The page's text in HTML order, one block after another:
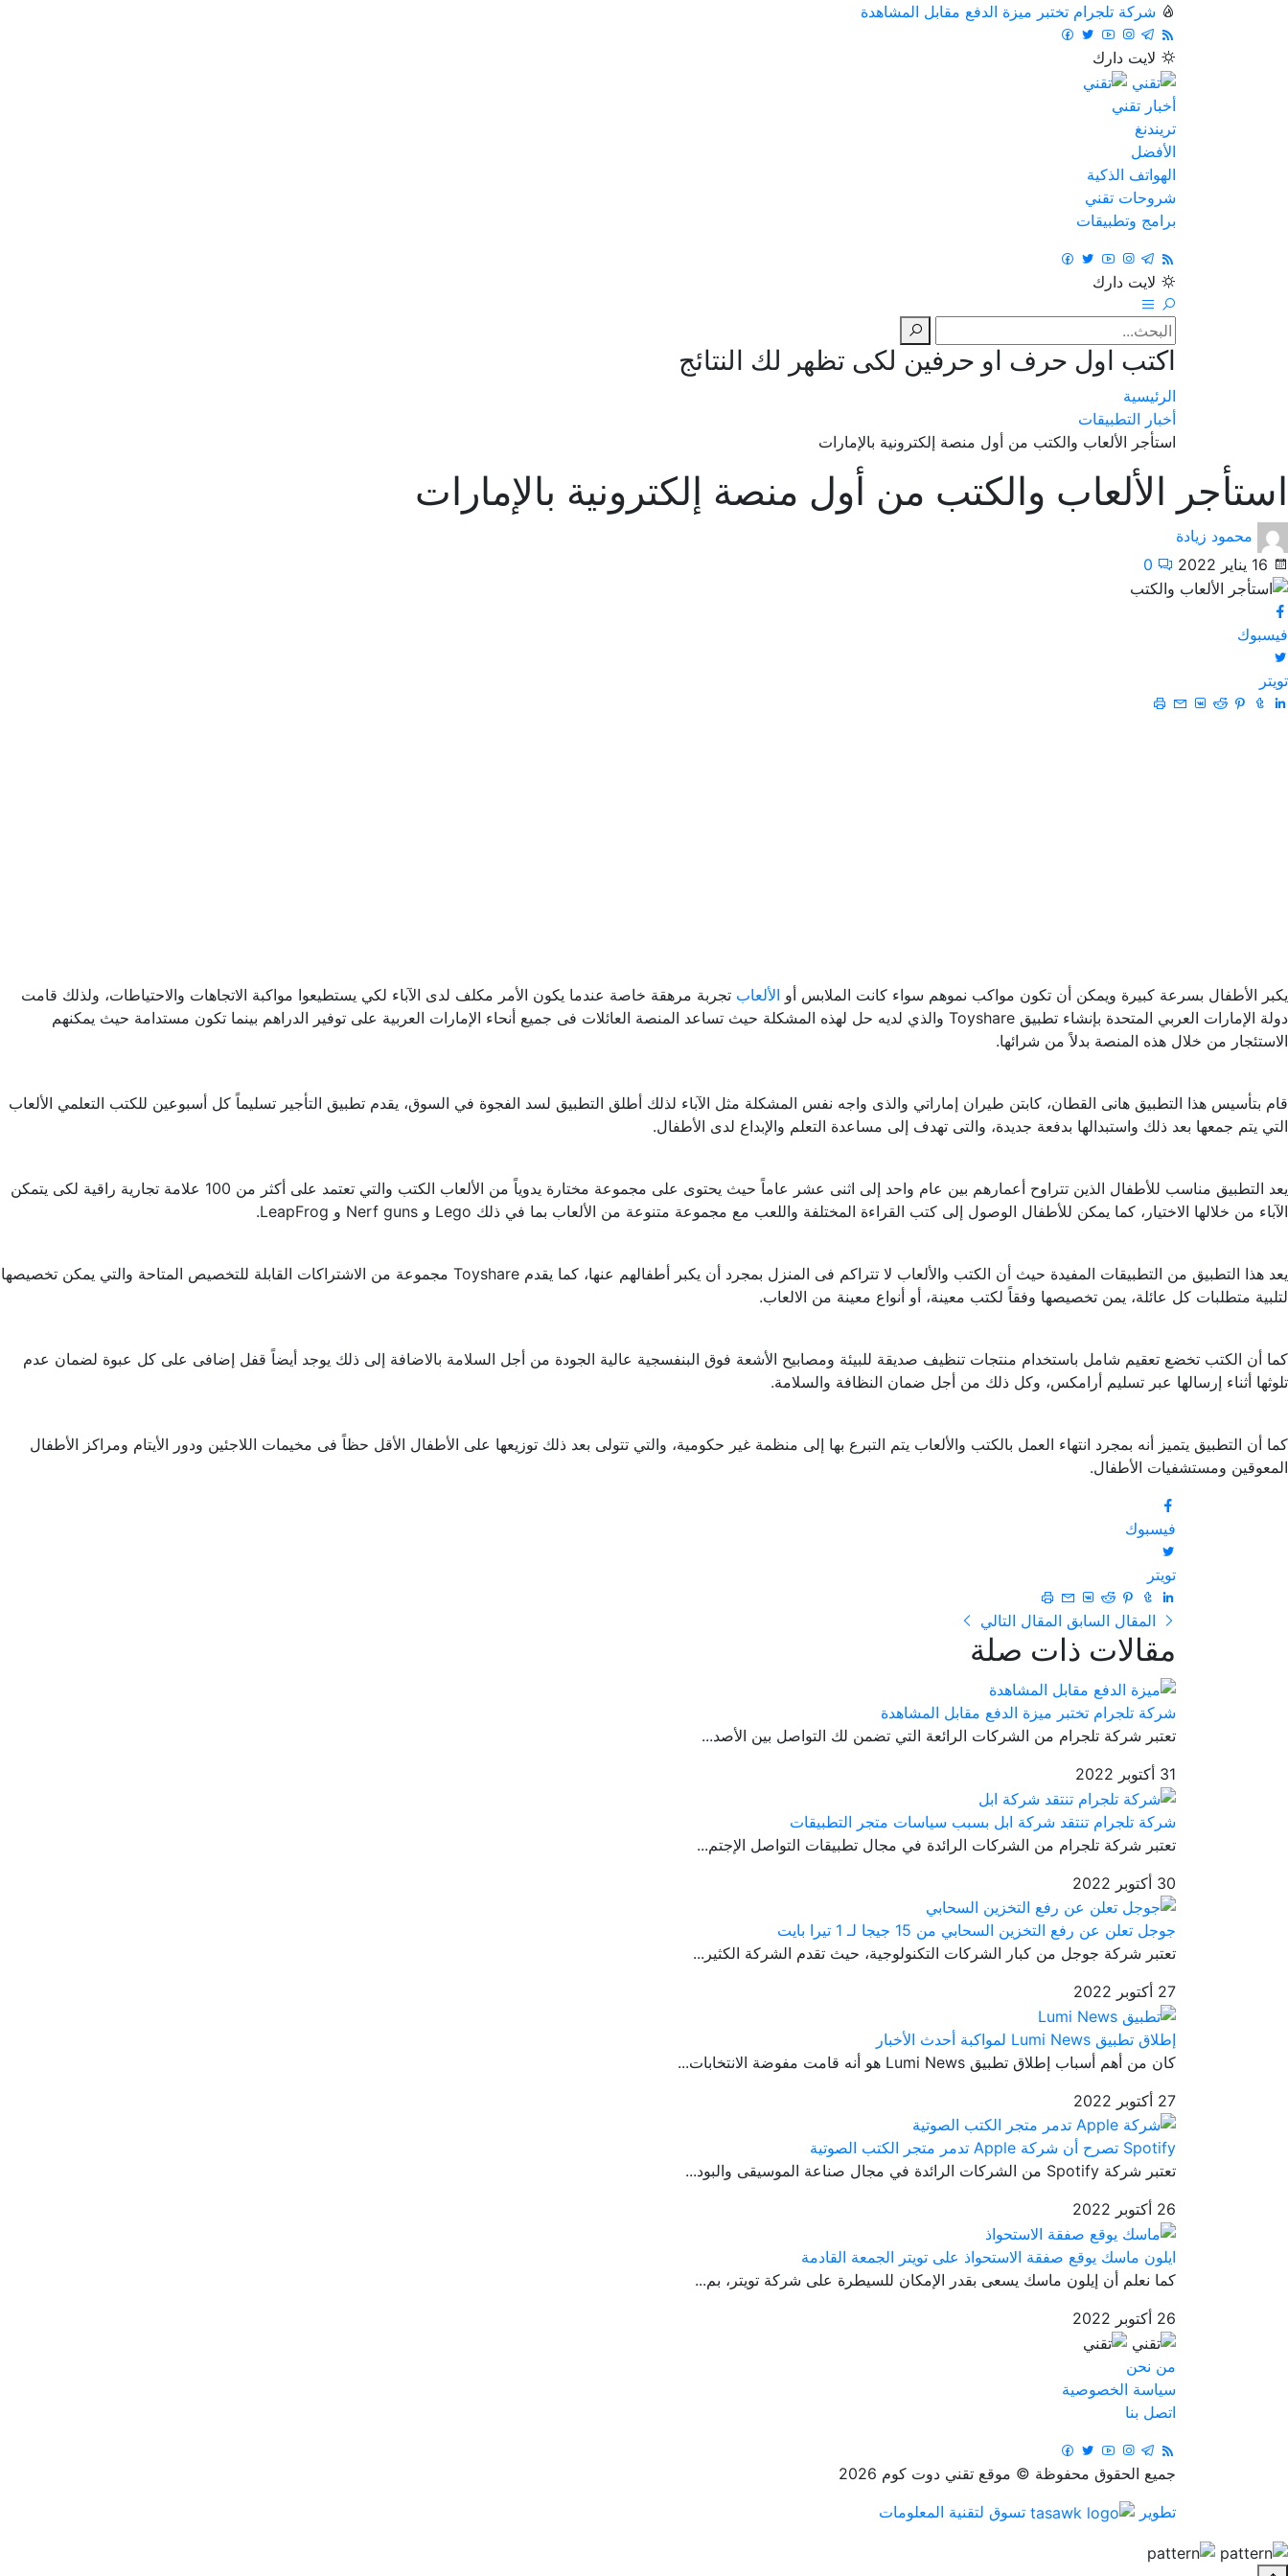
شركة تلجرام تختبر ميزة الدفع مقابل المشاهدة
لايت دارك
أخبار تقني
تريندنغ
الأفضل
الهواتف الذكية
شروحات تقني
برامج وتطبيقات
لايت دارك
اكتب اول حرف او حرفين لكى تظهر لك النتائج
الرئيسية
أخبار التطبيقات
استأجر الألعاب والكتب من أول منصة إلكترونية بالإمارات
استأجر الألعاب والكتب من أول منصة إلكترونية بالإمارات
محمود زيادة
16 يناير 2022
0
فيسبوك
تويتر
يكبر الأطفال بسرعة كبيرة ويمكن أن تكون مواكب نموهم سواء كانت الملابس أو الألعاب تجربة مرهقة خاصة عندما يكون الأمر مكلف لدى الآباء لكي يستطيعوا مواكبة الاتجاهات والاحتياطات، ولذلك قامت
دولة الإمارات العربي المتحدة بإنشاء تطبيق Toyshare والذي لديه حل لهذه المشكلة حيث تساعد المنصة العائلات فى جميع أنحاء الإمارات العربية على توفير الدراهم بينما تكون مستدامة حيث يمكنهم
الاستئجار من خلال هذه المنصة بدلاً من شرائها.
قام بتأسيس هذا التطبيق هانى القطان، كابتن طيران إماراتي والذى واجه نفس المشكلة مثل الآباء لذلك أطلق التطبيق لسد الفجوة في السوق، يقدم تطبيق التأجير تسليماً كل أسبوعين للكتب التعلمي الألعاب
التي يتم جمعها بعد ذلك واستبدالها بدفعة جديدة، والتى تهدف إلى مساعدة التعلم والإبداع لدى الأطفال.
يعد التطبيق مناسب للأطفال الذين تتراوح أعمارهم بين عام واحد إلى اثنى عشر عاماً حيث يحتوى على مجموعة مختارة يدوياً من الألعاب الكتب والتي تعتمد على أكثر من 100 علامة تجارية راقية لكى يتمكن
الآباء من خلالها الاختيار، كما يمكن للأطفال الوصول إلى كتب القراءة المختلفة واللعب مع مجموعة متنوعة من الألعاب بما في ذلك Lego و Nerf guns و LeapFrog.
يعد هذا التطبيق من التطبيقات المفيدة حيث أن الكتب والألعاب لا تتراكم فى المنزل بمجرد أن يكبر أطفالهم عنها، كما يقدم Toyshare مجموعة من الاشتراكات القابلة للتخصيص المتاحة والتي يمكن تخصيصها
لتلبية متطلبات كل عائلة، يمن تخصيصها وفقاً لكتب معينة، أو أنواع معينة من الالعاب.
كما أن الكتب تخضع تعقيم شامل باستخدام منتجات تنظيف صديقة للبيئة ومصابيح الأشعة فوق البنفسجية عالية الجودة من أجل السلامة بالاضافة إلى ذلك يوجد أيضاً قفل إضافى على كل عبوة لضمان عدم
تلوثها أثناء إرسالها عبر تسليم أرامكس، وكل ذلك من أجل ضمان النظافة والسلامة.
كما أن التطبيق يتميز أنه بمجرد انتهاء العمل بالكتب والألعاب يتم التبرع بها إلى منظمة غير حكومية، والتي تتولى بعد ذلك توزيعها على الأطفال الأقل حظاً فى مخيمات اللاجئين ودور الأيتام ومراكز الأطفال
المعوقين ومستشفيات الأطفال.
فيسبوك
تويتر
المقال السابق المقال التالي
مقالات ذات صلة
شركة تلجرام تختبر ميزة الدفع مقابل المشاهدة
تعتبر شركة تلجرام من الشركات الرائعة التي تضمن لك التواصل بين الأصد...
31 أكتوبر 2022
شركة تلجرام تنتقد شركة ابل بسبب سياسات متجر التطبيقات
تعتبر شركة تلجرام من الشركات الرائدة في مجال تطبيقات التواصل الإجتم...
30 أكتوبر 2022
جوجل تعلن عن رفع التخزين السحابي من 15 جيجا لـ 1 تيرا بايت
تعتبر شركة جوجل من كبار الشركات التكنولوجية، حيث تقدم الشركة الكثير...
27 أكتوبر 2022
إطلاق تطبيق Lumi News لمواكبة أحدث الأخبار
كان من أهم أسباب إطلاق تطبيق Lumi News هو أنه قامت مفوضة الانتخابات...
27 أكتوبر 2022
Spotify تصرح أن شركة Apple تدمر متجر الكتب الصوتية
تعتبر شركة Spotify من الشركات الرائدة في مجال صناعة الموسيقى والبود...
26 أكتوبر 2022
ايلون ماسك يوقع صفقة الاستحواذ على تويتر الجمعة القادمة
كما نعلم أن إيلون ماسك يسعى بقدر الإمكان للسيطرة على شركة تويتر، بم...
26 أكتوبر 2022
من نحن
سياسة الخصوصية
اتصل بنا
جميع الحقوق محفوظة © موقع تقني دوت كوم 2026
تطوير
تسوق لتقنية المعلومات